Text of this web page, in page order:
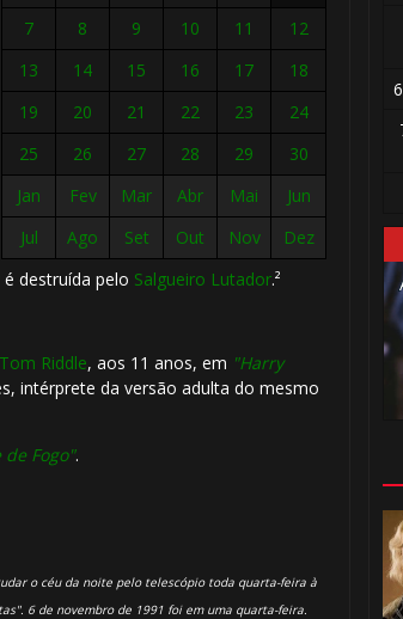
7
8 9 10 11
12
13
14 15 16 17
18
19
20 21 22 23
24
25
26 27 28 29
30
Jan
Fev Mar Abr Mai
Jun
Jul
Ago Set Out Nov Dez
é destruída pelo Salgueiro Lutador.²
Tom Riddle, aos 11 anos, em "Harry
intérprete da versão adulta do mesmo
de Fogo".
o céu da noite pelo telescópio toda quarta-feira à
6 de novembro de 1991 foi em uma quarta-feira.